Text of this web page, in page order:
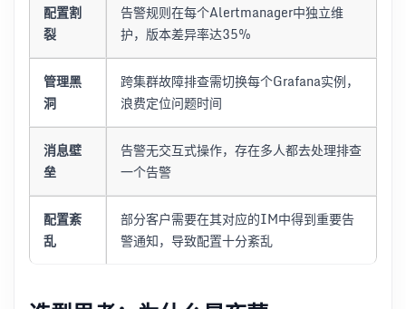
配置割
裂
告警规则在每个Alertmanager中独立维
护，版本差异率达35%
管理黑
洞
跨集群故障排查需切换每个Grafana实例，
浪费定位问题时间
消息壁
垒
告警无交互式操作，存在多人都去处理排查
一个告警
配置紊
乱
部分客户需要在其对应的IM中得到重要告
警通知，导致配置十分紊乱